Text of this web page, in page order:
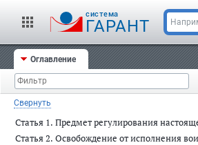
cистема
ГАРАНТ
Оглавление
Свернуть
Статья 1. Предмет регулирования
Статья 2. Освобождение от исполнения